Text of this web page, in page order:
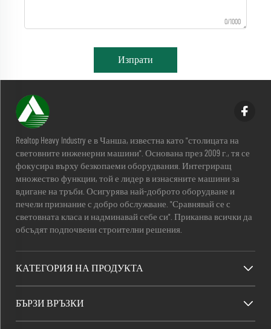
0/1000
Изпрати
Realtop Heavy Industry е в Чанша, известна като "столицата на
световните инженерни машини". Основана през 2009 г., тя се
фокусира върху безкопаеми оборудвания. Интегриращ
множество функции, той е лидер в изнасяните машини за
вдигане на тръби. Осигурява най-доброто оборудване и
печели признание с добро обслужване. "Сравнявай се с
световната класа и надминавай себе си". Приканва всички да
обсъдят подпочвени строителни решения.
КАТЕГОРИЯ НА ПРОДУКТА
БЪРЗИ ВРЪЗКИ